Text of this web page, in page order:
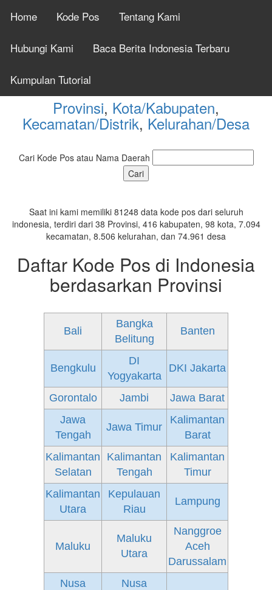
Home Kode Pos Tentang Kami
Hubungi Kami Baca Berita Indonesia Terbaru
Kumpulan Tutorial
Cek Kode Pos Seluruh
Indonesia Tahun 2026
Provinsi, Kota/Kabupaten,
Kecamatan/Distrik, Kelurahan/Desa
Cari Kode Pos atau Nama Daerah
Saat ini kami memiliki 81248 data kode pos dari seluruh
indonesia, terdiri dari 38 Provinsi, 416 kabupaten, 98 kota, 7.094
kecamatan, 8.506 kelurahan, dan 74.961 desa
Daftar Kode Pos di Indonesia
berdasarkan Provinsi
Bali
Bangka
Belitung
Banten
Bengkulu
DI
Yogyakarta
DKI Jakarta
Gorontalo Jambi
Jawa Barat
Jawa
Tengah
Jawa Timur
Kalimantan
Barat
Kalimantan
Selatan
Kalimantan
Tengah
Kalimantan
Timur
Kalimantan
Utara
Kepulauan
Riau
Lampung
Maluku
Maluku
Utara
Nanggroe
Aceh
Darussalam
Nusa
Nusa